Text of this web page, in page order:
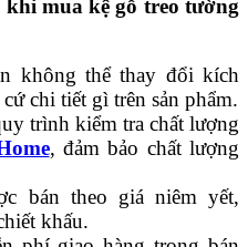
mua kệ gỗ treo tường
không thể thay đổi kích
chi tiết gì trên sản phẩm.
trình kiểm tra chất lượng
, đảm bảo chất lượng
bán theo giá niêm yết,
khấu.